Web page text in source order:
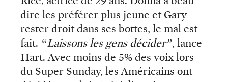
dire les préférer plus jeune et Gary
rester droit dans ses bottes, le mal est
fait. “Laissons les gens décider”, lance
Hart. Avec moins de 5% des voix lors
du Super Sunday, les Américains ont